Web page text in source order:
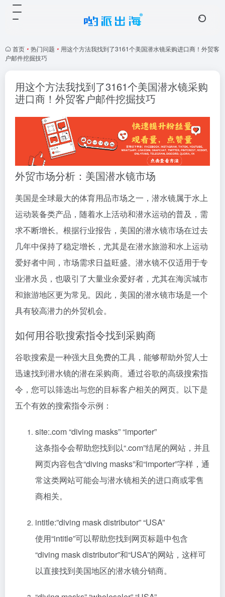
首页 • 热门问题 • 用这个方法我找到了3161个美国潜水镜采购进口商！外贸客
户邮件挖掘技巧
用这个方法我找到了3161个美国潜水镜采购
进口商！外贸客户邮件挖掘技巧
外贸市场分析：美国潜水镜市场
美国是全球最大的体育用品市场之一，潜水镜属于水上
运动装备类产品，随着水上活动和潜水运动的普及，需
求不断增长。根据行业报告，美国的潜水镜市场在过去
几年中保持了稳定增长，尤其是在潜水旅游和水上运动
爱好者中间，市场需求日益旺盛。潜水镜不仅适用于专
业潜水员，也吸引了大量业余爱好者，尤其在海滨城市
和旅游地区更为常见。因此，美国的潜水镜市场是一个
具有较高潜力的外贸机会。
如何用谷歌搜索指令找到采购商
谷歌搜索是一种强大且免费的工具，能够帮助外贸人士
迅速找到潜水镜的潜在采购商。通过谷歌的高级搜索指
令，您可以筛选出与您的目标客户相关的网页。以下是
五个有效的搜索指令示例：
site:.com “diving masks” “importer”
这条指令会帮助您找到以“.com”结尾的网站，并且
网页内容包含“diving masks”和“importer”字样，通
常这类网站可能会与潜水镜相关的进口商或零售
商相关。
intitle:”diving mask distributor” “USA”
使用“intitle”可以帮助您找到网页标题中包含
“diving mask distributor”和“USA”的网站，这样可
以直接找到美国地区的潜水镜分销商。